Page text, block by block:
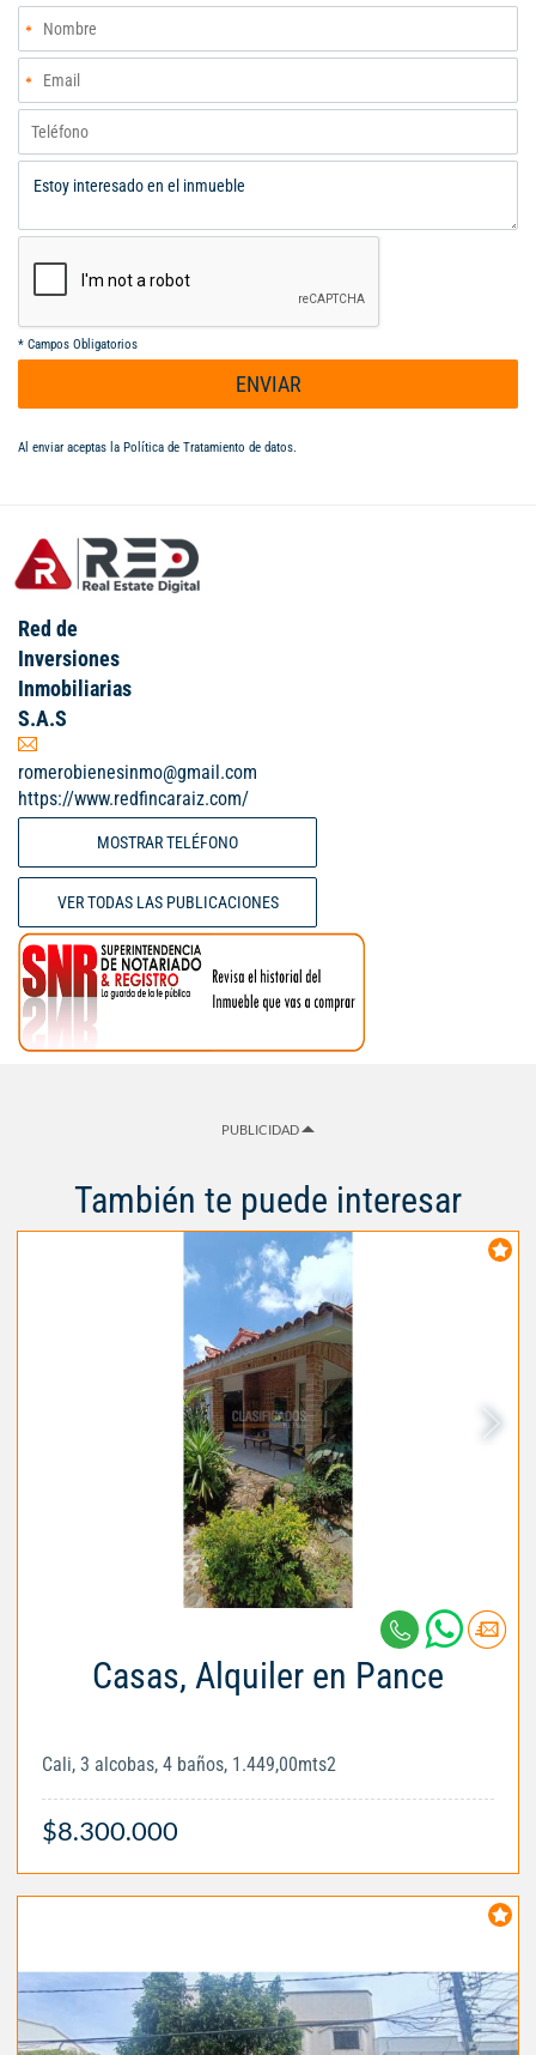
* Campos Obligatorios
ENVIAR
Al enviar aceptas la Política de Tratamiento de datos.
Red de
Inversiones
Inmobiliarias
S.A.S
romerobienesinmo@gmail.com
https://www.redfincaraiz.com/
MOSTRAR TELÉFONO
VER TODAS LAS PUBLICACIONES
PUBLICIDAD
También te puede interesar
Casas, Alquiler en Pance
Cali, 3 alcobas, 4 baños, 1.449,00mts2
$8.300.000